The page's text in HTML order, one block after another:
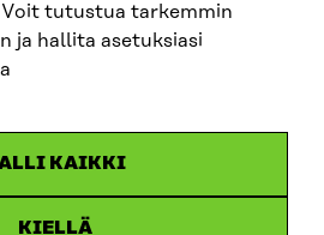
tutustua tarkemmin
ja hallita asetuksiasi
KAIKKI
KIELLÄ
johtamisesta, ei